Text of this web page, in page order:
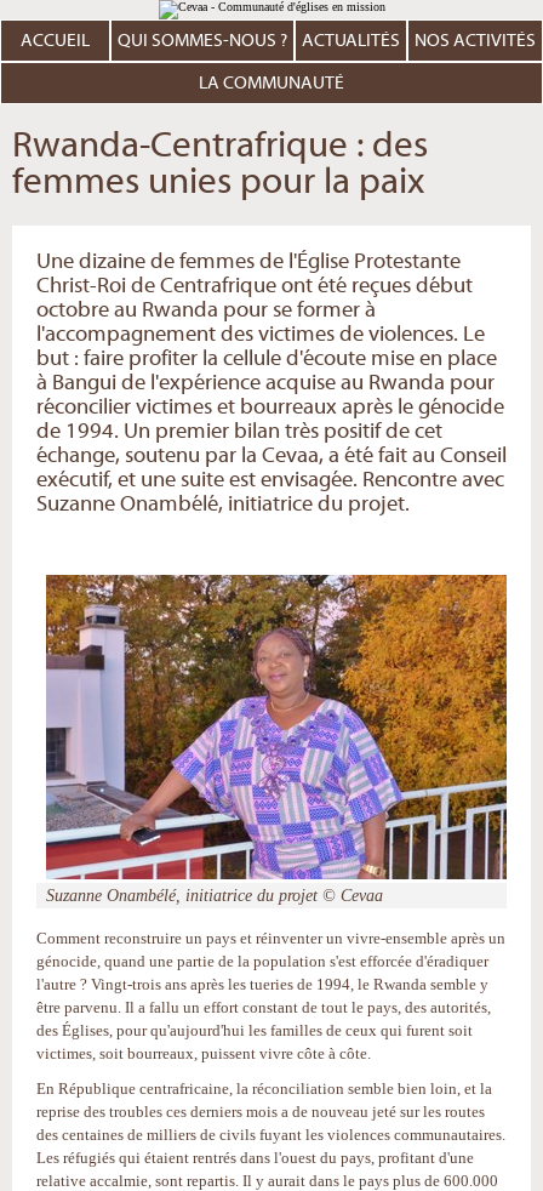
au
contenu.
Aller
personnels
ACCUEIL QUI SOMMES-NOUS ? ACTUALITÉS NOS ACTIVITÉS
LA COMMUNAUTÉ
Rwanda-Centrafrique : des
femmes unies pour la paix
Une dizaine de femmes de l'Église Protestante
Christ-Roi de Centrafrique ont été reçues début
octobre au Rwanda pour se former à
l'accompagnement des victimes de violences. Le
but : faire profiter la cellule d'écoute mise en place
à Bangui de l'expérience acquise au Rwanda pour
réconcilier victimes et bourreaux après le génocide
de 1994. Un premier bilan très positif de cet
échange, soutenu par la Cevaa, a été fait au Conseil
exécutif, et une suite est envisagée. Rencontre avec
Suzanne Onambélé, initiatrice du projet.
Suzanne Onambélé, initiatrice du projet © Cevaa
Comment reconstruire un pays et réinventer un vivre-ensemble après un
génocide, quand une partie de la population s'est efforcée d'éradiquer
l'autre ? Vingt-trois ans après les tueries de 1994, le Rwanda semble y
être parvenu. Il a fallu un effort constant de tout le pays, des autorités,
des Églises, pour qu'aujourd'hui les familles de ceux qui furent soit
victimes, soit bourreaux, puissent vivre côte à côte.
En République centrafricaine, la réconciliation semble bien loin, et la
reprise des troubles ces derniers mois a de nouveau jeté sur les routes
des centaines de milliers de civils fuyant les violences communautaires.
Les réfugiés qui étaient rentrés dans l'ouest du pays, profitant d'une
relative accalmie, sont repartis. Il y aurait dans le pays plus de 600.000